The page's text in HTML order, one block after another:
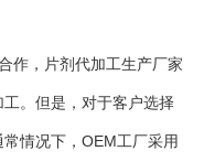
，片剂代加工生产厂家
。但是，对于客户选择
情况下，OEM工厂采用